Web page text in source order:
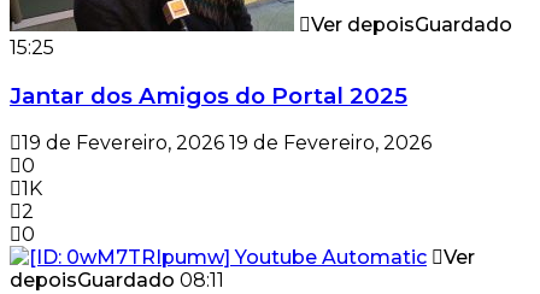
Ver depoisGuardado
15:25
Jantar dos Amigos do Portal 2025
19 de Fevereiro, 2026 19 de Fevereiro, 2026
0
1K
2
0
Ver
depoisGuardado 08:11